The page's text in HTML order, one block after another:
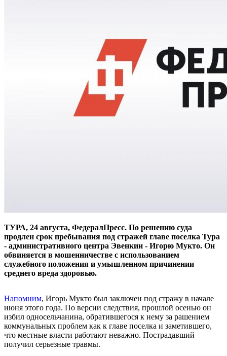
ТУРА, 24 августа, ФедералПресс. По решению суда
продлен срок пребывания под стражей главе поселка Тура
- административного центра Эвенкии - Игорю Мукто. Он
обвиняется в мошенничестве с использованием
служебного положения и умышленном причинении
среднего вреда здоровью.
Напомним, Игорь Мукто был заключен под стражу в начале
июня этого года. По версии следствия, прошлой осенью он
избил односельчанина, обратившегося к нему за рашением
коммунальных проблем как к главе поселка и заметившего,
что местные власти работают неважно. Пострадавший
получил серьезные травмы.